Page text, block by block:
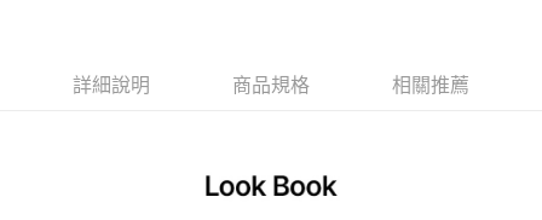
7-11取貨<未取貨列黑名單/不支援離島取退>
詳細說明 商品規格 相關推薦